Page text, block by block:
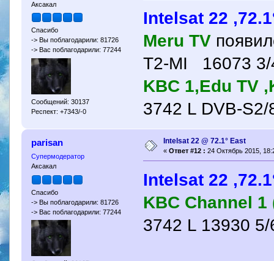
Аксакал
Спасибо
-> Вы поблагодарили: 81726
-> Вас поблагодарили: 77244
Сообщений: 30137
Респект: +7343/-0
Intelsat 22
Meru TV
T2-MI 16073
KBC 1,Edu TV
3742 L DVB-
parisan
Супермодератор
Аксакал
Спасибо
-> Вы поблагодарили: 81726
-> Вас поблагодарили: 77244
Intelsat 22 @ 72.1° East
« Ответ #12 : 24 Октябрь 2015,
Intelsat 22
KBC Channel 1
3742 L 13930